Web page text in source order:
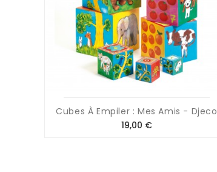
Cubes À Empiler : Mes Amis - Djeco
19,00 €Prix